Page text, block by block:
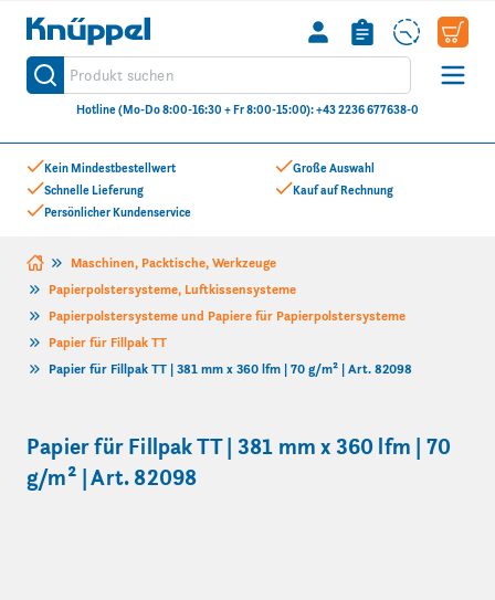
Kein Mindestbestellwert
Schnelle Lieferung
Persönlicher Kundenservice
Große Auswahl
Kauf auf Rechnung
Knüppel
Produkt suchen
Suche
Hotline (Mo-Do 8:00-16:30 + Fr 8:00-15:00): +43 2236 677638-0
Zum Inhalt springen
Maschinen, Packtische, Werkzeuge
Papierpolstersysteme, Luftkissensysteme
Papierpolstersysteme und Papiere für Papierpolstersysteme
Papier für Fillpak TT
Papier für Fillpak TT | 381 mm x 360 lfm | 70 g/m² | Art. 82098
Papier für Fillpak TT | 381 mm x 360 lfm | 70
g/m² | Art. 82098